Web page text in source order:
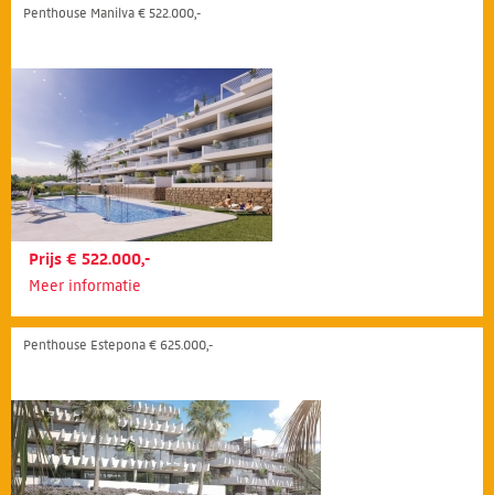
Penthouse Manilva € 522.000,-
Prijs € 522.000,-
Meer informatie
Penthouse Estepona € 625.000,-